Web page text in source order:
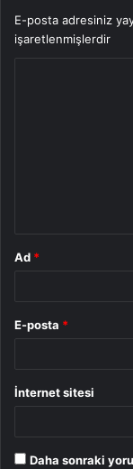
E-posta adresiniz
işaretlenmişlerdir
Ad *
E-posta *
İnternet sitesi
Daha sonraki